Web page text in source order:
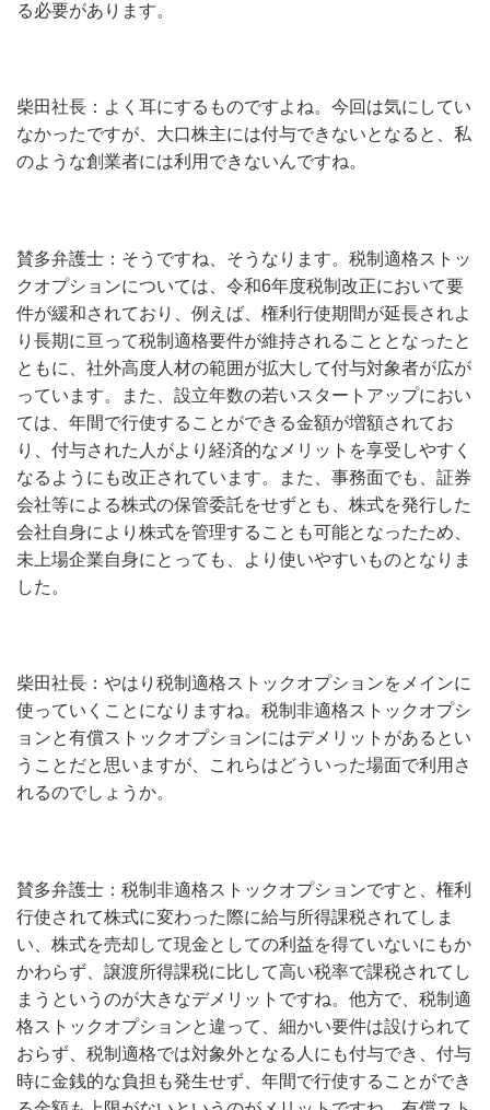
る必要があります。
柴田社長：よく耳にするものですよね。今回は気にしてい
なかったですが、大口株主には付与できないとなると、私
のような創業者には利用できないんですね。
賛多弁護士：そうですね、そうなります。税制適格ストッ
クオプションについては、令和6年度税制改正において要
件が緩和されており、例えば、権利行使期間が延長されよ
り長期に亘って税制適格要件が維持されることとなったと
ともに、社外高度人材の範囲が拡大して付与対象者が広が
っています。また、設立年数の若いスタートアップにおい
ては、年間で行使することができる金額が増額されてお
り、付与された人がより経済的なメリットを享受しやすく
なるようにも改正されています。また、事務面でも、証券
会社等による株式の保管委託をせずとも、株式を発行した
会社自身により株式を管理することも可能となったため、
未上場企業自身にとっても、より使いやすいものとなりま
した。
柴田社長：やはり税制適格ストックオプションをメインに
使っていくことになりますね。税制非適格ストックオプシ
ョンと有償ストックオプションにはデメリットがあるとい
うことだと思いますが、これらはどういった場面で利用さ
れるのでしょうか。
賛多弁護士：税制非適格ストックオプションですと、権利
行使されて株式に変わった際に給与所得課税されてしま
い、株式を売却して現金としての利益を得ていないにもか
かわらず、譲渡所得課税に比して高い税率で課税されてし
まうというのが大きなデメリットですね。他方で、税制適
格ストックオプションと違って、細かい要件は設けられて
おらず、税制適格では対象外となる人にも付与でき、付与
時に金銭的な負担も発生せず、年間で行使することができ